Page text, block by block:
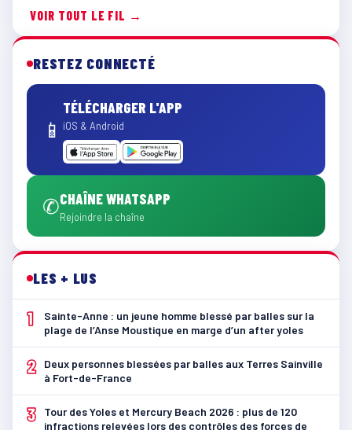
VOIR TOUT LE FIL →
RESTEZ CONNECTÉ
📱
TÉLÉCHARGER L'APP
iOS & Android
✆CHAÎNE WHATSAPP
Rejoindre la chaîne
LES + LUS
1
Sainte-Anne : un jeune homme blessé par balles sur la
plage de l’Anse Moustique en marge d’un after yoles
2
Deux personnes blessées par balles aux Terres Sainville
à Fort-de-France
3
Tour des Yoles et Mercury Beach 2026 : plus de 120
infractions relevées lors des contrôles des forces de